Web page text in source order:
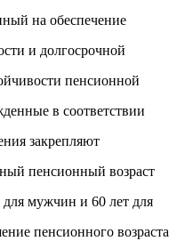
на обеспечение
и долгосрочной
пенсионной
в соответствии
закрепляют
пенсионный возраст
для мужчин и 60 лет для
пенсионного возраста